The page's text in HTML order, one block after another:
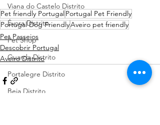
Viana do Castelo Distrito
Évora Distrito
Pet Shop
Guarda Distrito
Portalegre Distrito
Beja Distrito
Pet friendly PortugalPortugal Pet Friendly
Portugal Dog FriendlyAveiro pet friendly
Pet Passeios
Descobrir Portugal
Aveiro Distrito